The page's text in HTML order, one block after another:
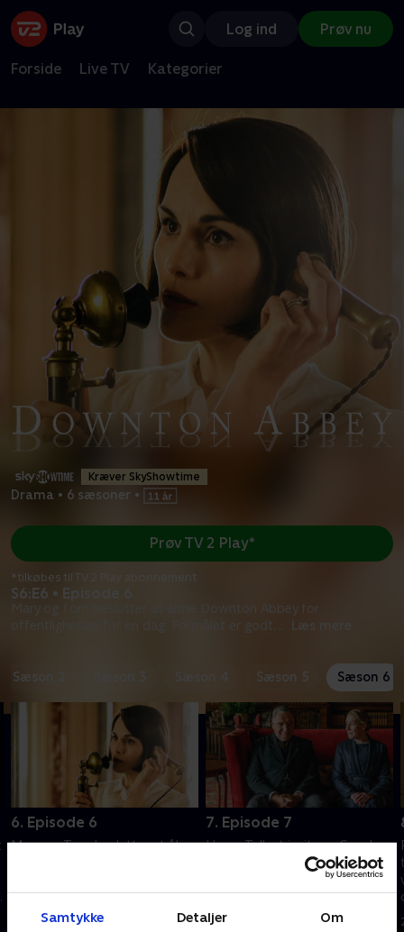
Samtykke Detaljer Om
Log ind Prøv nu
Forside Live TV Kategorier
Kræver SkyShowtime
Drama • 6 sæsoner •
S6:E6 • Episode 6
Mary og Tom beslutter at åbne Downton Abbey for
offentligheden for en dag. Formålet er godt,
Læs mere
Prøv TV 2 Play*
*tilkøbes til TV 2 Play abonnement
Sæson 2 Sæson 5 Sæson 6
6. Episode 6
Mary og Tom beslutter at åbne
Formålet er godt, nemlig at
skaffe penge til det lokale
20. september 2022 • 47 min
7. Episode 7
Henry Talbot inviterer Crawley-
familien til sit motorløb. Der
højdramatisk eftermiddag. Mr.
Molesley og Daisy skal til
20. september 2022 • 47 min